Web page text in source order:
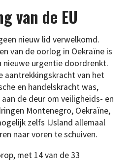
van de EU
nieuw lid verwelkomd.
van de oorlog in Oekraïne is
nieuwe urgentie doordrenkt.
aantrekkingskracht van het
en handelskracht was,
de deur om veiligheids- en
Montenegro, Oekraïne,
zelfs IJsland allemaal
naar voren te schuiven.
met 14 van de 33